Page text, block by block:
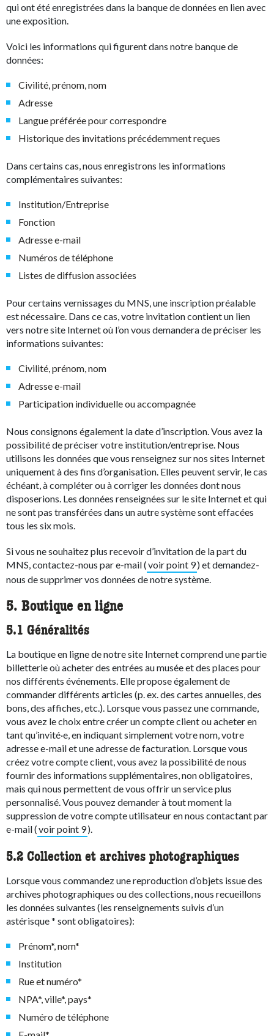
qui ont été enregistrées dans la banque de données en lien avec
une exposition.
Voici les informations qui figurent dans notre banque de
données:
Civilité, prénom, nom
Adresse
Langue préférée pour correspondre
Historique des invitations précédemment reçues
Dans certains cas, nous enregistrons les informations
complémentaires suivantes:
Institution/Entreprise
Fonction
Adresse e-mail
Numéros de téléphone
Listes de diffusion associées
Pour certains vernissages du MNS, une inscription préalable
est nécessaire. Dans ce cas, votre invitation contient un lien
vers notre site Internet où l’on vous demandera de préciser les
informations suivantes:
Civilité, prénom, nom
Adresse e-mail
Participation individuelle ou accompagnée
Nous consignons également la date d’inscription. Vous avez la
possibilité de préciser votre institution/entreprise. Nous
utilisons les données que vous renseignez sur nos sites Internet
uniquement à des fins d’organisation. Elles peuvent servir, le cas
échéant, à compléter ou à corriger les données dont nous
disposerions. Les données renseignées sur le site Internet et qui
ne sont pas transférées dans un autre système sont effacées
tous les six mois.
Si vous ne souhaitez plus recevoir d’invitation de la part du
MNS, contactez-nous par e-mail (voir point 9) et demandez-
nous de supprimer vos données de notre système.
5. Boutique en ligne
5.1 Généralités
La boutique en ligne de notre site Internet comprend une partie
billetterie où acheter des entrées au musée et des places pour
nos différents événements. Elle propose également de
commander différents articles (p. ex. des cartes annuelles, des
bons, des affiches, etc.). Lorsque vous passez une commande,
vous avez le choix entre créer un compte client ou acheter en
tant qu’invité·e, en indiquant simplement votre nom, votre
adresse e-mail et une adresse de facturation. Lorsque vous
créez votre compte client, vous avez la possibilité de nous
fournir des informations supplémentaires, non obligatoires,
mais qui nous permettent de vous offrir un service plus
personnalisé. Vous pouvez demander à tout moment la
suppression de votre compte utilisateur en nous contactant par
e-mail (voir point 9).
5.2 Collection et archives photographiques
Lorsque vous commandez une reproduction d’objets issue des
archives photographiques ou des collections, nous recueillons
les données suivantes (les renseignements suivis d’un
astérisque * sont obligatoires):
Prénom*, nom*
Institution
Rue et numéro*
NPA*, ville*, pays*
Numéro de téléphone